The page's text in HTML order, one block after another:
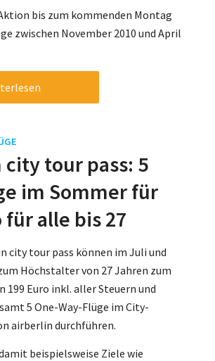
bis zum kommenden Montag
zwischen November 2010 und April
tour pass: 5
im Sommer für
für alle bis 27
city tour pass können im Juli und
Höchstalter von 27 Jahren zum
199 Euro inkl. aller Steuern und
5 One-Way-Flüge im City-
airberlin durchführen.
beispielsweise Ziele wie